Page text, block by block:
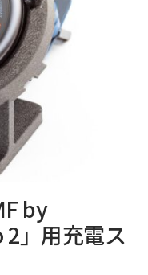
by
」用充電ス